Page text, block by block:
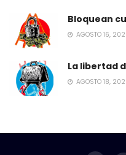
Bloquean
AGOSTO 16,
La libertad
AGOSTO 18,